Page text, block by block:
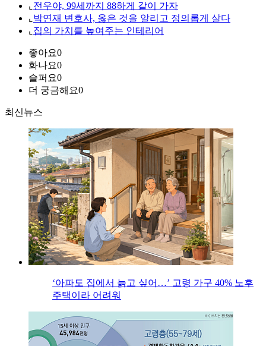
⌞ 전우야, 99세까지 88하게 같이 가자
⌞ 박연재 변호사, 옳은 것을 알리고 정의롭게 살다
⌞ 집의 가치를 높여주는 인테리어
좋아요0
화나요0
슬퍼요0
더 궁금해요0
최신뉴스
‘아파도 집에서 늙고 싶어…’ 고령 가구 40% 노후
주택이라 어려워